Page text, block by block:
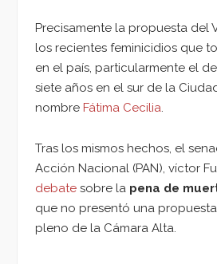
Precisamente la propuesta del
los recientes feminicidios que
en el país, particularmente el
siete años en el sur de la
nombre Fátima Cecilia.
Tras los mismos hechos, el
Acción Nacional (PAN), víctor
debate sobre la pena de
que no presentó una
pleno de la Cámara Alta.